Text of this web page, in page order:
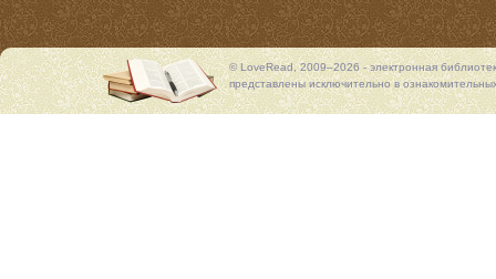
© LoveRead, 2009–2026 - электронная
представлены исключительно в